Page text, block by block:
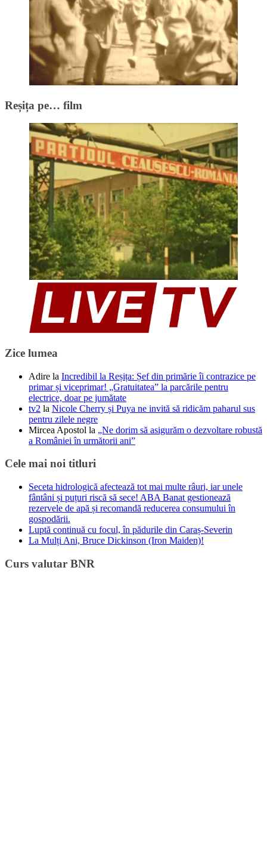
Reșița pe… film
Zice lumea
Adire la Incredibil la Reșița: Șef din primărie îi contrazice pe
primar și viceprimar! „Gratuitatea” la parcările pentru
electrice, doar pe jumătate
tv2 la Nicole Cherry și Puya ne invită să ridicăm paharul sus
pentru zilele negre
Mircea Apostol la „Ne dorim să asigurăm o dezvoltare robustă
a României în următorii ani”
Cele mai noi titluri
Seceta hidrologică afectează tot mai multe râuri, iar unele
fântâni și puțuri riscă să sece! ABA Banat gestionează
rezervele de apă și recomandă reducerea consumului în
gospodării.
Luptă continuă cu focul, în pădurile din Caraș-Severin
La Mulți Ani, Bruce Dickinson (Iron Maiden)!
Curs valutar BNR